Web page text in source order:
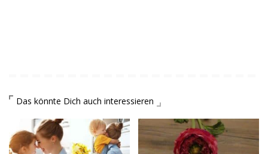
Das könnte Dich auch interessieren